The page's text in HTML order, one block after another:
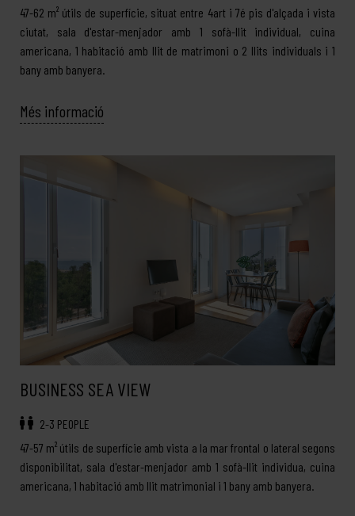
47-62 m² útils de superfície, situat entre 4art i 7é pis d'alçada i vista
ciutat, sala d'estar-menjador amb 1 sofà-llit individual, cuina
americana, 1 habitació amb llit de matrimoni o 2 llits individuals i 1
bany amb banyera.
Més informació
BUSINESS SEA VIEW
2-3 PEOPLE
47-57 m² útils de superfície amb vista a la mar frontal o lateral segons
disponibilitat, sala d'estar-menjador amb 1 sofà-llit individua, cuina
americana, 1 habitació amb llit matrimonial i 1 bany amb banyera.